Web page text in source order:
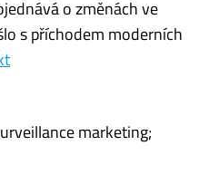
o změnách ve
s příchodem moderních
marketing;